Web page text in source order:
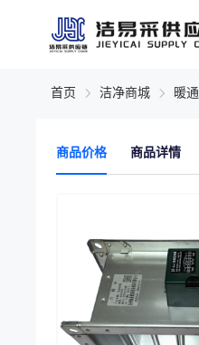
首页 洁净商城 暖通
商品价格 商品详情